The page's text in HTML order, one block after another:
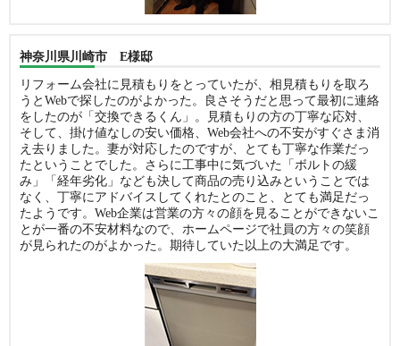
神奈川県川崎市 E様邸
リフォーム会社に見積もりをとっていたが、相見積もりを取ろ
うとWebで探したのがよかった。良さそうだと思って最初に連絡
をしたのが「交換できるくん」。見積もりの方の丁寧な応対、
そして、掛け値なしの安い価格、Web会社への不安がすぐさま消
え去りました。妻が対応したのですが、とても丁寧な作業だっ
たということでした。さらに工事中に気づいた「ボルトの緩
み」「経年劣化」なども決して商品の売り込みということでは
なく、丁寧にアドバイスしてくれたとのこと、とても満足だっ
たようです。Web企業は営業の方々の顔を見ることができないこ
とが一番の不安材料なので、ホームページで社員の方々の笑顔
が見られたのがよかった。期待していた以上の大満足です。